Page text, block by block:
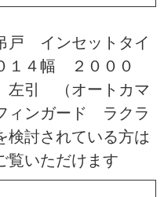
戸 インセットタイ
４幅 ２０００
引 （オートカマ
ィンガード ラクラ
検討されている方は
覧いただけます